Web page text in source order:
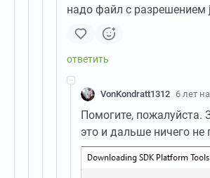
надо файл с разрешением
VonKondratt1312 6 лет
Помогите, пожалуйста.
это и дальше ничего не